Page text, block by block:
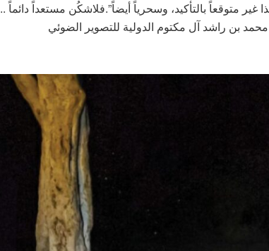
متوقعاً بالتأكيد، وسحرياً أيضاً”.فلاشكُن مستعداً دائماً ..
بن راشد آل مكتوم الدولية للتصوير الضوئي